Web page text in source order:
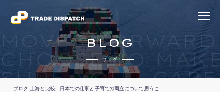
MOVES
CHOOSE TO
SURE YOUR
BLOG
ブログ
ブログ 上海と比較、日本での仕事と子育ての両立について思うこと。